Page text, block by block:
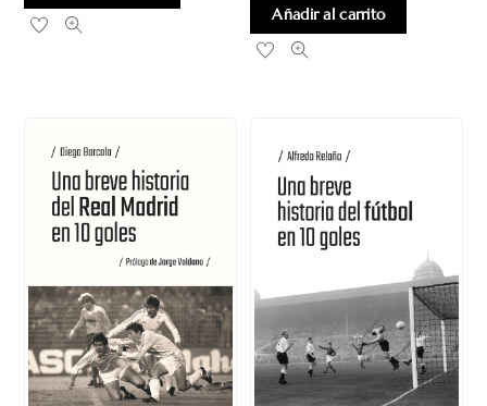
Añadir al carrito